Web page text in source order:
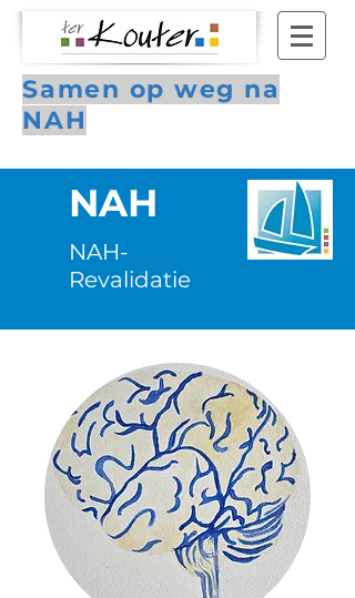
Samen op weg na
NAH
NAH
NAH-
Revalidatie